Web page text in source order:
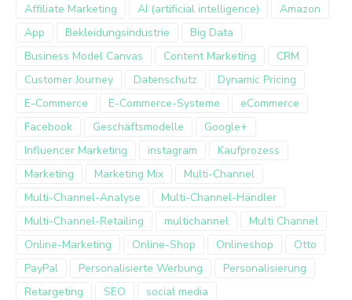
Affiliate Marketing AI (artificial intelligence)
Amazon
App
Bekleidungsindustrie
Big Data
Business Model Canvas
Content Marketing
CRM
Customer Journey
Datenschutz
Dynamic Pricing
E-Commerce
E-Commerce-Systeme
eCommerce
Facebook
Geschäftsmodelle
Google+
Influencer Marketing
instagram
Kaufprozess
Marketing
Marketing Mix
Multi-Channel
Multi-Channel-Analyse
Multi-Channel-Händler
Multi-Channel-Retailing
multichannel
Multi Channel
Online-Marketing
Online-Shop Onlineshop
Otto
PayPal
Personalisierte Werbung
Personalisierung
Retargeting
SEO
social media